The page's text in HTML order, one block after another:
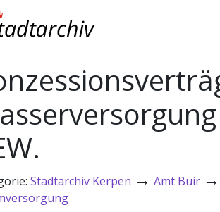
Stadtarchiv Kerpen → Amt Buir →